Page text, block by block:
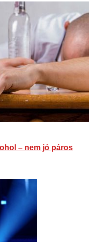
– nem jó páros